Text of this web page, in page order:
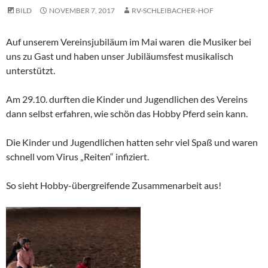
BILD NOVEMBER 7, 2017 RV-SCHLEIBACHER-HOF
Auf unserem Vereinsjubiläum im Mai waren die Musiker bei
uns zu Gast und haben unser Jubiläumsfest musikalisch
unterstützt.
Am 29.10. durften die Kinder und Jugendlichen des Vereins
dann selbst erfahren, wie schön das Hobby Pferd sein kann.
Die Kinder und Jugendlichen hatten sehr viel Spaß und waren
schnell vom Virus „Reiten“ infiziert.
So sieht Hobby-übergreifende Zusammenarbeit aus!